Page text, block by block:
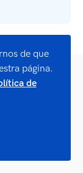
de terceros. A
ninguna afiliación o
anteriormente por
de que
página.
de